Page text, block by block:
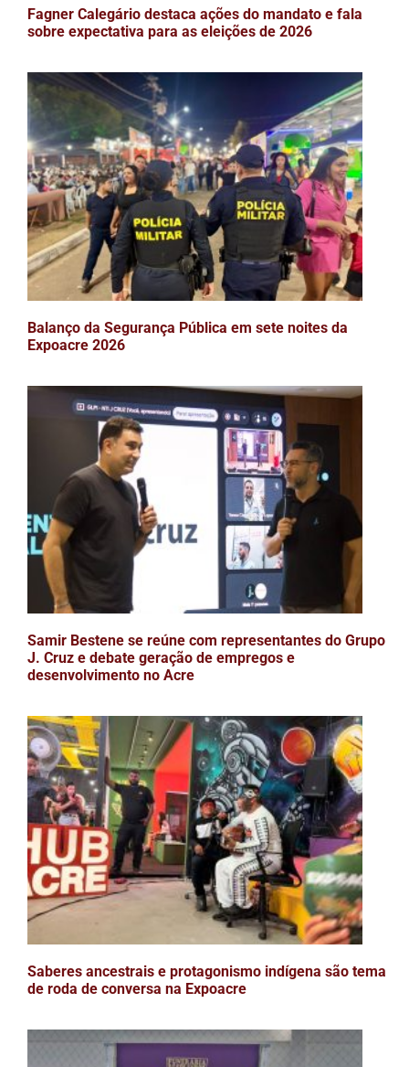
Fagner Calegário destaca ações do mandato e fala
sobre expectativa para as eleições de 2026
Balanço da Segurança Pública em sete noites da
Expoacre 2026
Samir Bestene se reúne com representantes do Grupo
J. Cruz e debate geração de empregos e
desenvolvimento no Acre
Saberes ancestrais e protagonismo indígena são tema
de roda de conversa na Expoacre